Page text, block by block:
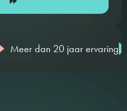
Meer dan 20 jaar ervaring